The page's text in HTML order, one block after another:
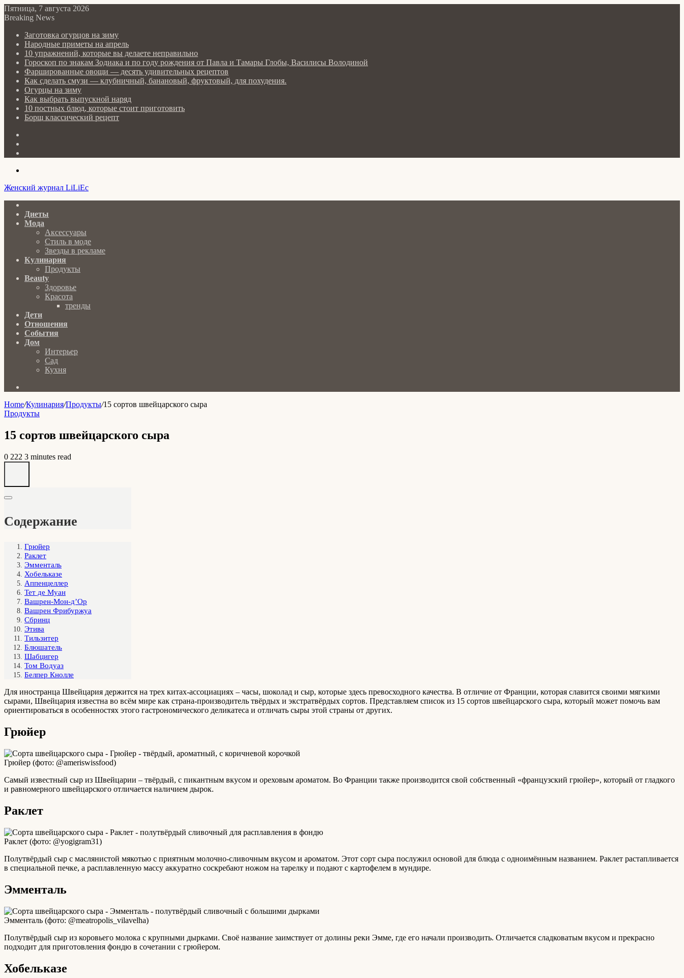
Пятница, 7 августа 2026
Breaking News
Заготовка огурцов на зиму
Народные приметы на апрель
10 упражнений, которые вы делаете неправильно
Гороскоп по знакам Зодиака и по году рождения от Павла и Тамары Глобы, Василисы Володиной
Фаршированные овощи — десять удивительных рецептов
Как сделать cмузи — клубничный, банановый, фруктовый, для похудения.
Огурцы на зиму
Как выбрать выпускной наряд
10 постных блюд, которые стоит приготовить
Борщ классический рецепт
Женский журнал LiLiEc
Диеты
Мода
Аксессуары
Стиль в моде
Звезды в рекламе
Кулинария
Продукты
Beauty
Здоровье
Красота
тренды
Дети
Отношения
События
Дом
Интерьер
Сад
Кухня
Home/Кулинария/Продукты/15 сортов швейцарского сыра
Продукты
15 сортов швейцарского сыра
0 222 3 minutes read
Содержание
Грюйер
Раклет
Эмменталь
Хобельказе
Аппенцеллер
Тет де Муан
Вашрен-Мон-д’Ор
Вашрен Фрибуржуа
Сбринц
Этива
Тильзитер
Блюшатель
Шабцигер
Том Водуаз
Белпер Кнолле
Для иностранца Швейцария держится на трех китах-ассоциациях – часы, шоколад и сыр, которые здесь превосходного качества. В отличие от Франции, которая славится своими мягкими
сырами, Швейцария известна во всём мире как страна-производитель твёрдых и экстратвёрдых сортов. Представляем список из 15 сортов швейцарского сыра, который может помочь вам
ориентироваться в особенностях этого гастрономического деликатеса и отличать сыры этой страны от других.
Грюйер
Грюйер (фото: @ameriswissfood)
Самый известный сыр из Швейцарии – твёрдый, с пикантным вкусом и ореховым ароматом. Во Франции также производится свой собственный «французский грюйер», который от гладкого
и равномерного швейцарского отличается наличием дырок.
Раклет
Раклет (фото: @yogigram31)
Полутвёрдый сыр с маслянистой мякотью с приятным молочно-сливочным вкусом и ароматом. Этот сорт сыра послужил основой для блюда с одноимённым названием. Раклет растапливается
в специальной печке, а расплавленную массу аккуратно соскребают ножом на тарелку и подают с картофелем в мундире.
Эмменталь
Эмменталь (фото: @meatropolis_vilavelha)
Полутвёрдый сыр из коровьего молока с крупными дырками. Своё название заимствует от долины реки Эмме, где его начали производить. Отличается сладковатым вкусом и прекрасно
подходит для приготовления фондю в сочетании с грюйером.
Хобельказе